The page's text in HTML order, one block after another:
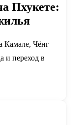
Пхукете:
Камале, Чёнг
и переход в